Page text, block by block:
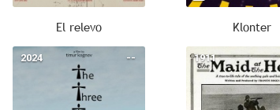
El relevo Klonter
--
2024 1911